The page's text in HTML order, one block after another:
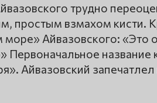
трудно
простым взмахом кисти.
Айвазовского: «Это
Первоначальное
Айвазовский